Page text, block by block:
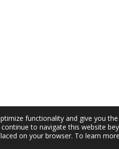
functionality and give you
to navigate this website
on your browser. To learn